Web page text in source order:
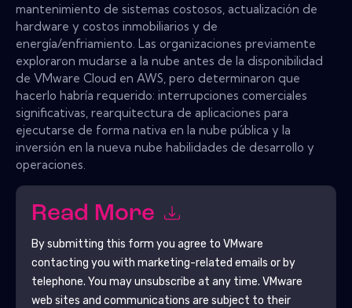
mantenimiento de sistemas costosos, actualización de
hardware y costos inmobiliarios y de
energía/enfriamiento. Las organizaciones previamente
exploraron mudarse a la nube antes de la disponibilidad
de VMware Cloud en AWS, pero determinaron que
hacerlo habría requerido: interrupciones comerciales
significativas, rearquitectura de aplicaciones para
ejecutarse de forma nativa en la nube pública y la
inversión en la nueva nube habilidades de desarrollo y
operaciones.
Read More
By submitting this form you agree to VMware
contacting you with marketing-related emails or by
telephone. You may unsubscribe at any time. VMware
web sites and communications are subject to their